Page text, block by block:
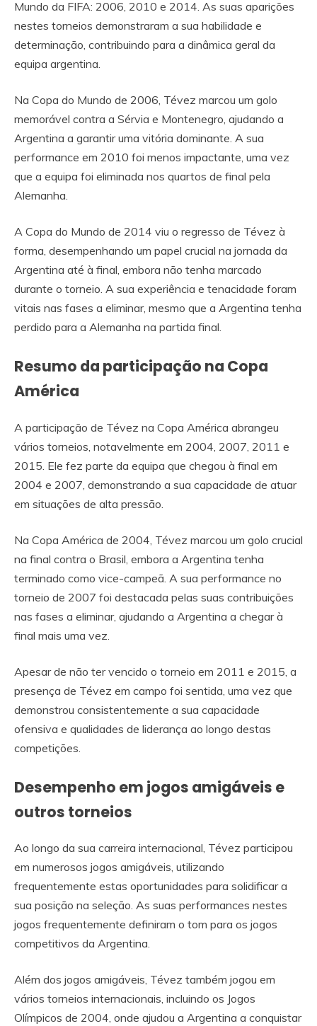
Mundo da FIFA: 2006, 2010 e 2014. As suas aparições
nestes torneios demonstraram a sua habilidade e
determinação, contribuindo para a dinâmica geral da
equipa argentina.
Na Copa do Mundo de 2006, Tévez marcou um golo
memorável contra a Sérvia e Montenegro, ajudando a
Argentina a garantir uma vitória dominante. A sua
performance em 2010 foi menos impactante, uma vez
que a equipa foi eliminada nos quartos de final pela
Alemanha.
A Copa do Mundo de 2014 viu o regresso de Tévez à
forma, desempenhando um papel crucial na jornada da
Argentina até à final, embora não tenha marcado
durante o torneio. A sua experiência e tenacidade foram
vitais nas fases a eliminar, mesmo que a Argentina tenha
perdido para a Alemanha na partida final.
Resumo da participação na Copa
América
A participação de Tévez na Copa América abrangeu
vários torneios, notavelmente em 2004, 2007, 2011 e
2015. Ele fez parte da equipa que chegou à final em
2004 e 2007, demonstrando a sua capacidade de atuar
em situações de alta pressão.
Na Copa América de 2004, Tévez marcou um golo crucial
na final contra o Brasil, embora a Argentina tenha
terminado como vice-campeã. A sua performance no
torneio de 2007 foi destacada pelas suas contribuições
nas fases a eliminar, ajudando a Argentina a chegar à
final mais uma vez.
Apesar de não ter vencido o torneio em 2011 e 2015, a
presença de Tévez em campo foi sentida, uma vez que
demonstrou consistentemente a sua capacidade
ofensiva e qualidades de liderança ao longo destas
competições.
Desempenho em jogos amigáveis e
outros torneios
Ao longo da sua carreira internacional, Tévez participou
em numerosos jogos amigáveis, utilizando
frequentemente estas oportunidades para solidificar a
sua posição na seleção. As suas performances nestes
jogos frequentemente definiram o tom para os jogos
competitivos da Argentina.
Além dos jogos amigáveis, Tévez também jogou em
vários torneios internacionais, incluindo os Jogos
Olímpicos de 2004, onde ajudou a Argentina a conquistar